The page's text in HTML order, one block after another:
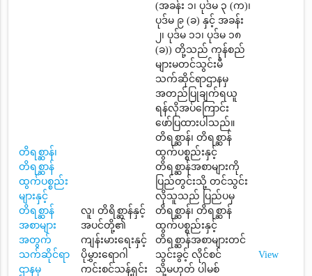
တိရစ္ဆာန်၊
တိရစ္ဆာန်
ထွက်ပစ္စည်း
များနှင့်
တိရစ္ဆာန်
အစာများ
အတွက်
သက်ဆိုင်ရာ
ဌာနမှ
လူ၊ တိရိစ္ဆာန်နှင့်
အပင်တို့၏
ကျန်းမားရေးနှင့်
ပိုမွှားရောဂါ
ကင်းစင်သန့်ရှင်း
(အခန်း ၁၊ ပုဒ်မ ၃ (က)၊
ပုဒ်မ ၉ (ခ) နှင့် အခန်း
၂၊ ပုဒ်မ ၁၁၊ ပုဒ်မ ၁၈
(ခ)) တို့သည် ကုန်စည်
များမတင်သွင်းမီ
သက်ဆိုင်ရာဌာနမှ
အတည်ပြုချက်ရယူ
ရန်လိုအပ်ကြောင်း
ဖော်ပြထားပါသည်။
တိရစ္ဆာန်၊ တိရစ္ဆာန်
ထွက်ပစ္စည်းနှင့်
တိရစ္ဆာန်အစာများကို
ပြည်တွင်းသို့ တင်သွင်း
လိုသူသည် ပြည်ပမှ
တိရစ္ဆာန်၊ တိရစ္ဆာန်
ထွက်ပစ္စည်းနှင့်
တိရစ္ဆာန်အစာများတင်
သွင်းခွင့် လိုင်စင်
သို့မဟုတ် ပါမစ်
View